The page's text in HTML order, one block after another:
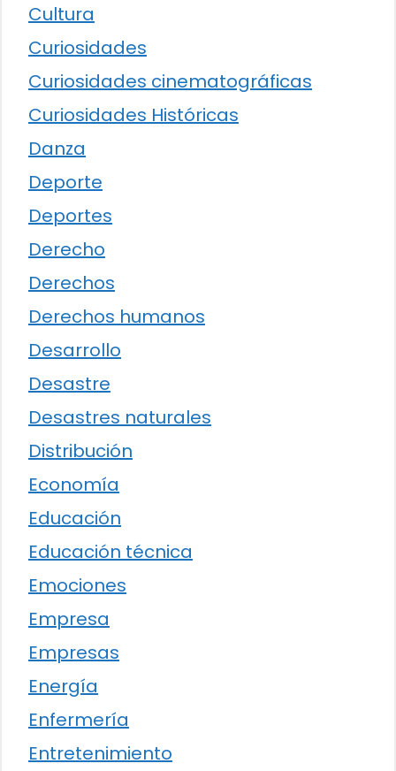
Cultura
Curiosidades
Curiosidades cinematográficas
Curiosidades Históricas
Danza
Deporte
Deportes
Derecho
Derechos
Derechos humanos
Desarrollo
Desastre
Desastres naturales
Distribución
Economía
Educación
Educación técnica
Emociones
Empresa
Empresas
Energía
Enfermería
Entretenimiento